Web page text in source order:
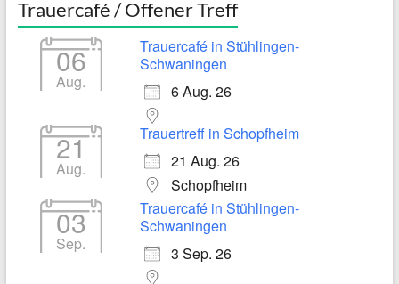
Trauercafé / Offener Treff
06
Aug.
Trauercafé in Stühlingen-
Schwaningen
6 Aug. 26
21
Aug.
Trauertreff in Schopfheim
21 Aug. 26
Schopfheim
03
Sep.
Trauercafé in Stühlingen-
Schwaningen
3 Sep. 26